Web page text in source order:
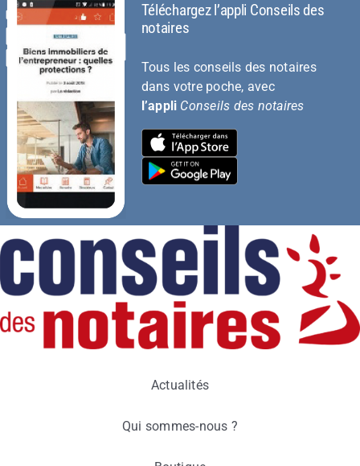
Téléchargez l’appli Conseils des
notaires
Tous les conseils des notaires
dans votre poche, avec
l’appli Conseils des notaires
Actualités
Qui sommes-nous ?